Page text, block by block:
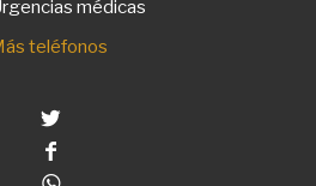
médicas
teléfonos